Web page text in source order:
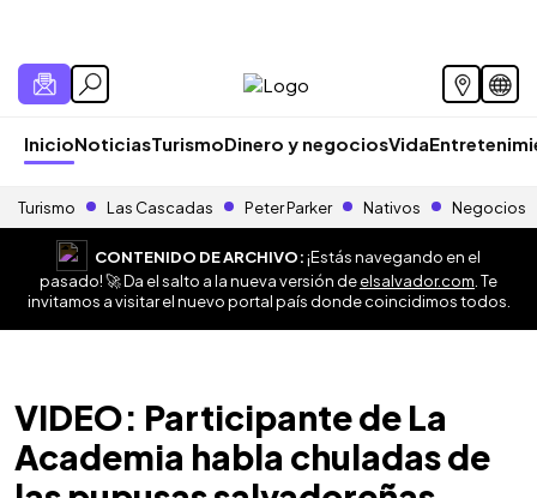
InicioNoticiasTurismoDinero y negociosVida
Turismo Las Cascadas Peter Parker Nativos Negocios
CONTENIDO DE ARCHIVO:¡Estás navegando en el
pasado! 🚀 Da el salto a la nueva versión deelsalvador.com . Te
invitamos a visitar el nuevo portal país donde coincidimos todos.
VIDEO: Participante de La
Academia habla chuladas de